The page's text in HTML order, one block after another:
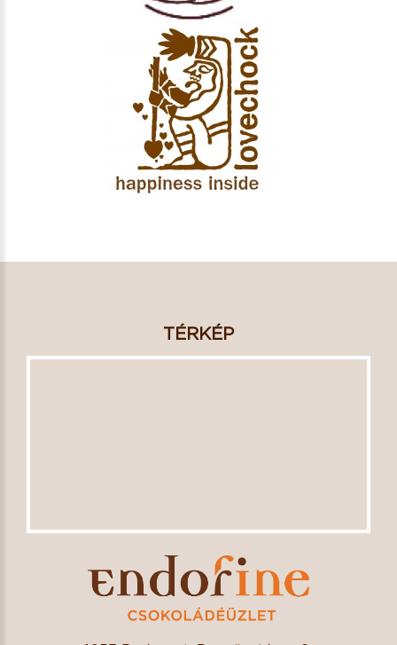
TÉRKÉP